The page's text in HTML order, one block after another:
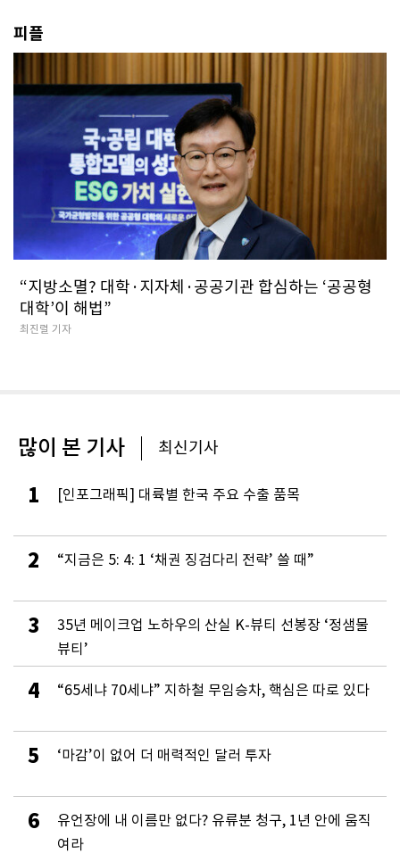
피플
“지방소멸? 대학·지자체·공공기관 합심하는 ‘공공형
대학’이 해법”
최진렬 기자
많이 본 기사 최신기사
1 [인포그래픽] 대륙별 한국 주요 수출 품목
2 “지금은 5: 4: 1 ‘채권 징검다리 전략’ 쓸 때”
3
35년 메이크업 노하우의 산실 K-뷰티 선봉장 ‘정샘물
뷰티’
4 “65세냐 70세냐” 지하철 무임승차, 핵심은 따로 있다
5 ‘마감’이 없어 더 매력적인 달러 투자
6
유언장에 내 이름만 없다? 유류분 청구, 1년 안에 움직
여라